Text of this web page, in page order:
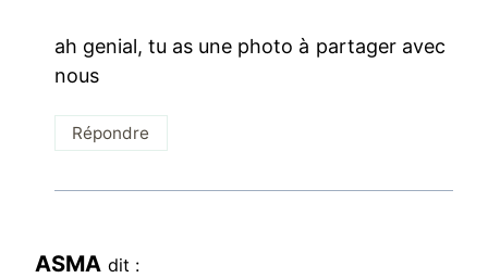
ah genial, tu as une photo à partager avec
nous
Répondre
ASMA dit :